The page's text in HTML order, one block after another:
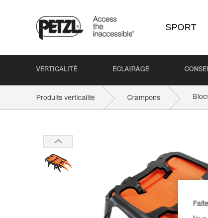
SPORT
VERTICALITÉ ECLAIRAGE
Produits verticalité Crampons